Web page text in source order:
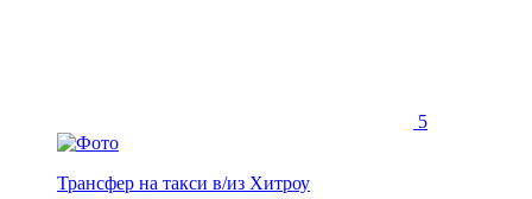
5
Трансфер на такси в/из Хитроу